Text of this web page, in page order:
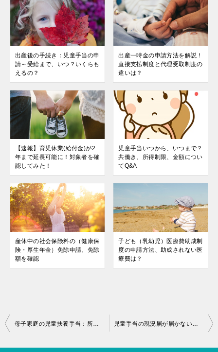
出産後の手続き：児童手当の申
請～受給まで、いつ？いくらも
えるの？
出産一時金の申請方法を解説！
直接支払制度と代理受取制度の
違いは？
【速報】育児休業(給付金)が2
年まで延長可能に！対象者を確
認してみた！
児童手当いつから、いつまで？
共働き、所得制限、金額につい
てQ&A
産休中の社会保険料の（健康保
険・厚生年金）免除申請、免除
額を確認
子ども（乳幼児）医療費助成制
度の申請方法、助成されない医
療費は？
投